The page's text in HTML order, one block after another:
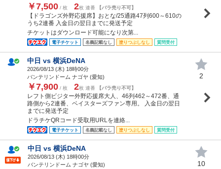
￥7,500 / 枚 2枚 連番 【バラ売り不可】
【ドラゴンズ外野応援席】おとな/25通路47列600～610の
うち2連番 入金日の翌日までに発送予定
チケットはダウンロード可能になり次第...
電子チケット 名義記載なし 塗りつぶしなし 質問受付
中日 vs 横浜DeNA
2026/08/13 (木) 18時00分
バンテリンドーム ナゴヤ (愛知)
￥7,900 / 枚 2枚 連番 【バラ売り不可】
レフト側ビジター外野応援席大人、46列462～472番、通
路側から2連番、ベイスターズファン専用。 入金日の翌日
までに発送予定
ドラチケQRコード受取用URLを連絡...
電子チケット 名義記載なし 塗りつぶしなし 質問受付
2
中日 vs 横浜DeNA
2026/08/13 (木) 18時00分
バンテリンドーム ナゴヤ (愛知)
10